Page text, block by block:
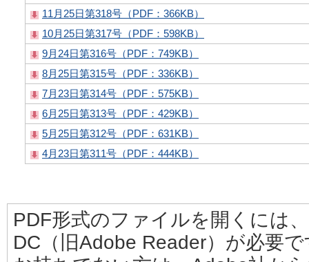
11月25日第318号（PDF：366KB）
10月25日第317号（PDF：598KB）
9月24日第316号（PDF：749KB）
8月25日第315号（PDF：336KB）
7月23日第314号（PDF：575KB）
6月25日第313号（PDF：429KB）
5月25日第312号（PDF：631KB）
4月23日第311号（PDF：444KB）
PDF形式のファイルを開くには
DC（旧Adobe Reader）が必要